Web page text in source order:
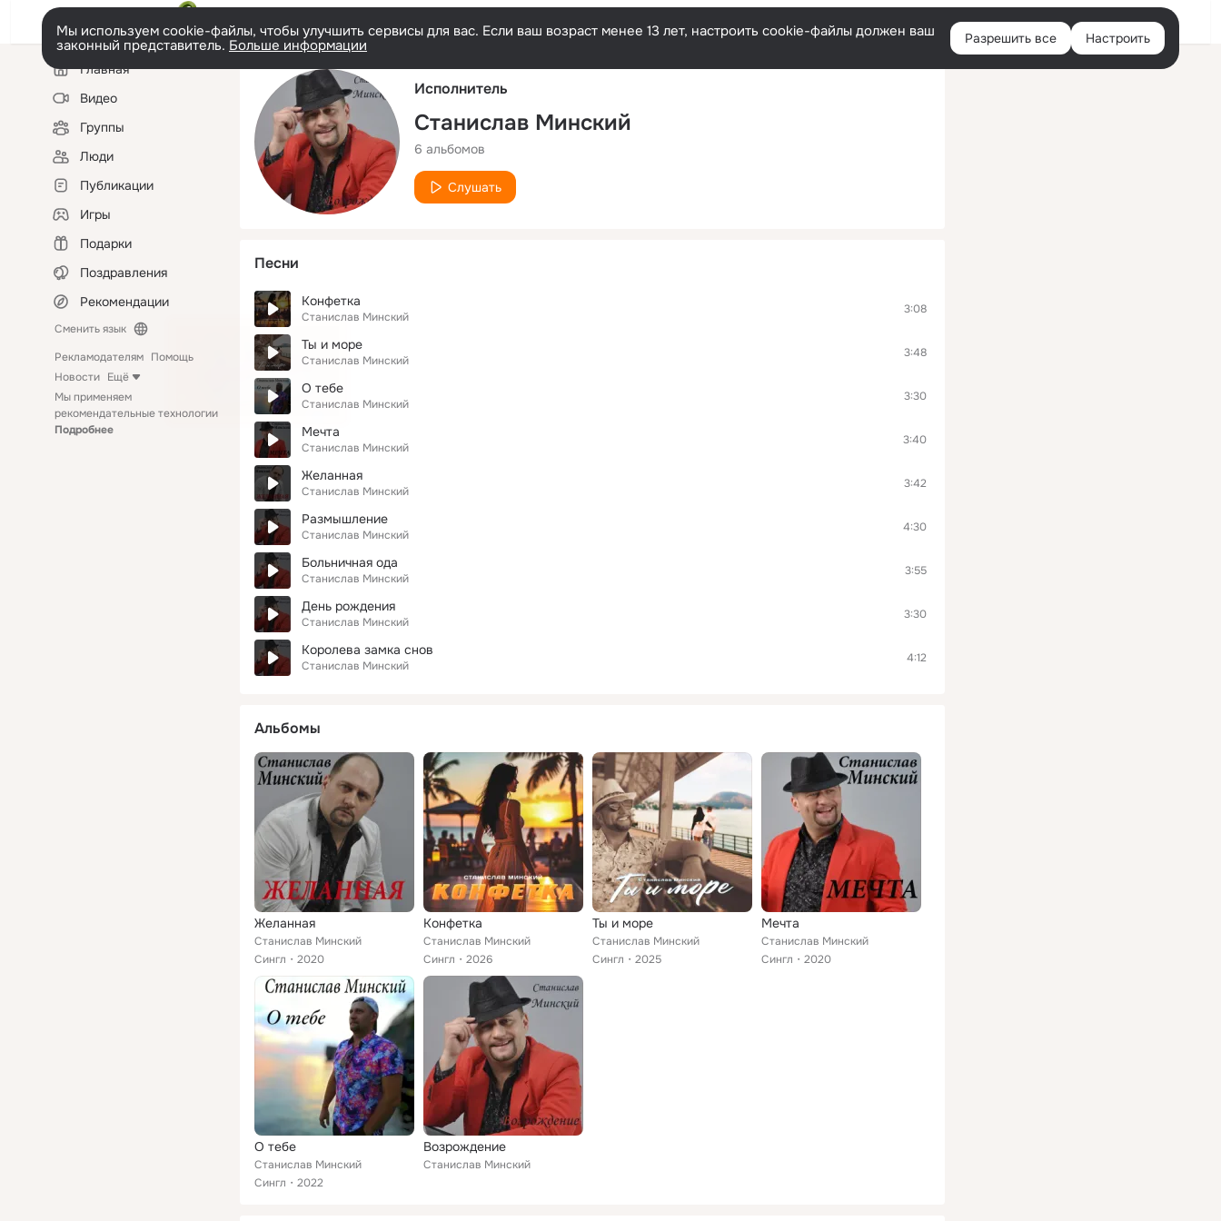
Русский Войти
Мы используем cookie-файлы, чтобы улучшить сервисы для вас. Если ваш возраст менее 13 лет, настроить cookie-файлы должен ваш
законный представитель. Больше информации Разрешить все Настроить
Левая
колонкаГлавная
Видео
Группы
Люди
Публикации
Игры
Подарки
Поздравления
Рекомендации
Сменить язык
Рекламодателям Помощь
Новости Ещё
Мы применяем
рекомендательные технологии
Подробнее
Исполнитель
Станислав Минский
6 альбомов
Слушать
Песни
Конфетка
Станислав Минский
3:08
Ты и море
Станислав Минский
3:48
О тебе
Станислав Минский
3:30
Мечта
Станислав Минский
3:40
Желанная
Станислав Минский
3:42
Размышление
Станислав Минский
4:30
Больничная ода
Станислав Минский
3:55
День рождения
Станислав Минский
3:30
Королева замка снов
Станислав Минский
4:12
Альбомы
Желанная
Станислав Минский
Сингл
2020
Конфетка
Станислав Минский
Сингл
2026
Ты и море
Станислав Минский
Сингл
2025
Мечта
Станислав Минский
Сингл
2020
О тебе
Станислав Минский
Сингл
2022
Возрождение
Станислав Минский